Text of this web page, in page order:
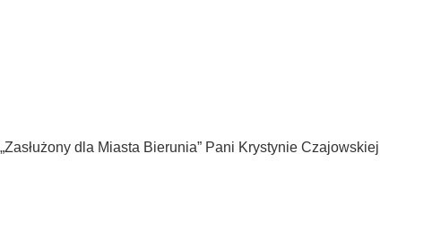
dla Miasta Bierunia” Pani Krystynie Czajowskiej